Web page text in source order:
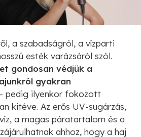
a szabadságról, a vízparti
esték varázsáról szól.
gondosan védjük a
gyakran
pedig ilyenkor fokozott
kitéve. Az erős UV-sugárzás,
a magas páratartalom és a
ahhoz, hogy a haj